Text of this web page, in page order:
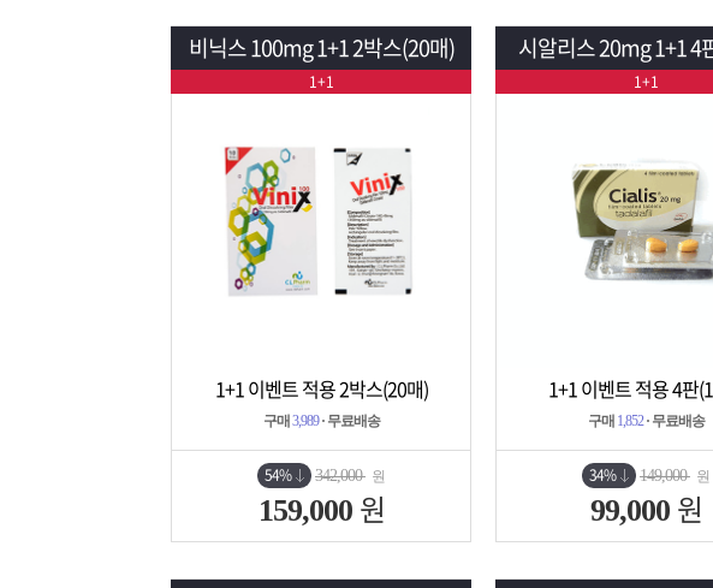
비닉스 100mg 1+1 2박스(20매)
상세보기 담기
1+1 이벤트 적용 2박스(20매)
구매 3,989· 무료배송
54% 342,000 원
159,000 원
1+1
시알리스 20mg 1+1 4
상세보기
1+1 이벤트 적용 4판
구매 1,852· 무료배송
34% 149,000 원
99,000 원
1+1